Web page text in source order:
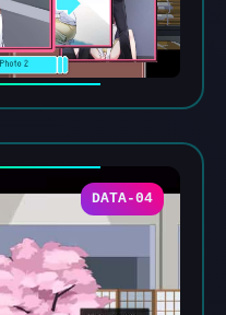
DATA-04